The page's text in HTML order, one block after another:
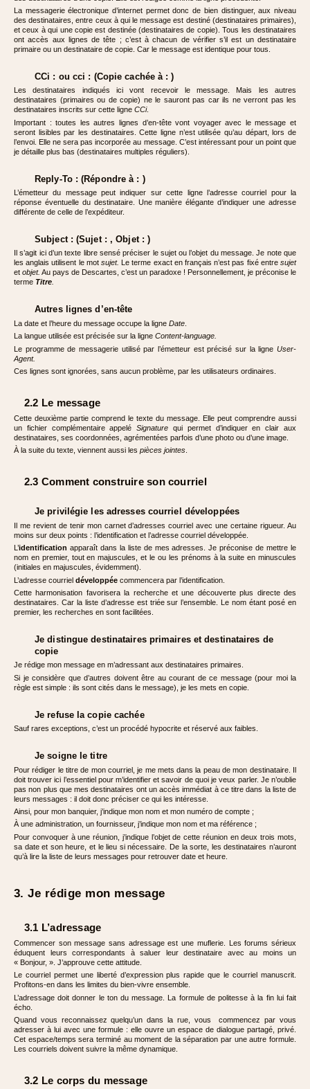
La messagerie électronique d’internet permet donc de bien distinguer, aux niveau
des destinataires, entre ceux à qui le message est destiné (destinataires primaires),
et ceux à qui une copie est destinée (destinataires de copie). Tous les destinataires
ont accès aux lignes de tête ; c’est à chacun de vérifier s’il est un destinataire
primaire ou un destinataire de copie. Car le message est identique pour tous.
CCi : ou cci : (Copie cachée à : )
Les destinataires indiqués ici vont recevoir le message. Mais les autres
destinataires (primaires ou de copie) ne le sauront pas car ils ne verront pas les
destinataires inscrits sur cette ligne CCi.
Important : toutes les autres lignes d’en-tête vont voyager avec le message et
seront lisibles par les destinataires. Cette ligne n’est utilisée qu’au départ, lors de
l’envoi. Elle ne sera pas incorporée au message. C’est intéressant pour un point que
je détaille plus bas (destinataires multiples réguliers).
Reply-To : (Répondre à : )
L’émetteur du message peut indiquer sur cette ligne l’adresse courriel pour la
réponse éventuelle du destinataire. Une manière élégante d’indiquer une adresse
différente de celle de l’expéditeur.
Subject : (Sujet : , Objet : )
Il s’agit ici d’un texte libre sensé préciser le sujet ou l’objet du message. Je note que
les anglais utilisent le mot sujet. Le terme exact en français n’est pas fixé entre sujet
et objet. Au pays de Descartes, c’est un paradoxe ! Personnellement, je préconise le
terme Titre.
Autres lignes d’en-tête
La date et l’heure du message occupe la ligne Date
La langue utilisée est précisée sur la ligne Content-language.
Le programme de messagerie utilisé par l’émetteur est précisé sur la ligne User-
Agent.
Ces lignes sont ignorées, sans aucun problème, par les utilisateurs ordinaires.
2.2 Le message
Cette deuxième partie comprend le texte du message. Elle peut comprendre aussi
un fichier complémentaire appeléSignature qui permet d’indiquer en clair aux
destinataires, ses coordonnées, agrémentées parfois d’une photo ou d’une image.
À la suite du texte, viennent aussi les pièces jointes.
2.3 Comment construire son courriel
Je privilégie les adresses courriel développées
Il me revient de tenir mon carnet d’adresses courriel avec une certaine rigueur. Au
moins sur deux points : l’identification et l’adresse courriel développée.
L’identification apparaît dans la liste de mes adresses. Je préconise de mettre le
nom en premier, tout en majuscules, et le ou les prénoms à la suite en minuscules
(initiales en majuscules, évidemment).
L’adresse courriel développée commencera par l’identification.
Cette harmonisation favorisera la recherche et une découverte plus directe des
destinataires. Car la liste d’adresse est triée sur l’ensemble. Le nom étant posé en
premier, les recherches en sont facilitées.
Je distingue destinataires primaires et destinataires de
copie
Je rédige mon message en m’adressant aux destinataires primaires.
Si je considère que d’autres doivent être au courant de ce message (pour moi la
règle est simple : ils sont cités dans le message), je les mets en copie.
Je refuse la copie cachée
Sauf rares exceptions, c’est un procédé hypocrite et réservé aux faibles.
Je soigne le titre
Pour rédiger le titre de mon courriel, je me mets dans la peau de mon destinataire. Il
doit trouver ici l’essentiel pour m’identifier et savoir de quoi je veux parler. Je n’oublie
pas non plus que mes destinataires ont un accès immédiat à ce titre dans la liste de
leurs messages : il doit donc préciser ce qui les intéresse.
Ainsi, pour mon banquier, j’indique mon nom et mon numéro de compte ;
À une administration, un fournisseur, j’indique mon nom et ma référence ;
Pour convoquer à une réunion, j’indique l’objet de cette réunion en deux trois mots,
sa date et son heure, et le lieu si nécessaire. De la sorte, les destinataires n’auront
qu’à lire la liste de leurs messages pour retrouver date et heure.
3. Je rédige mon message
3.1 L’adressage
Commencer son message sans adressage est une muflerie. Les forums sérieux
éduquent leurs correspondants à saluer leur destinataire avec au moins un
« Bonjour, ». J’approuve cette attitude.
Le courriel permet une liberté d’expression plus rapide que le courriel manuscrit.
Profitons-en dans les limites du bien-vivre ensemble.
L’adressage doit donner le ton du message. La formule de politesse à la fin lui fait
écho.
Quand vous reconnaissez quelqu’un dans la rue, vous commencez par vous
adresser à lui avec une formule : elle ouvre un espace de dialogue partagé, privé.
Cet espace/temps sera terminé au moment de la séparation par une autre formule.
Les courriels doivent suivre la même dynamique.
3.2 Le corps du message